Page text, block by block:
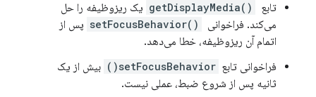
تابع getDisplayMedia() ‎ یک ریزوظیفه را حل
می‌کند. فراخوانی
setFocusBehavior() ‎ پس از
اتمام آن ریزوظیفه، خطا می‌دهد.
فراخوانی تابع setFocusBehavior()
بیش از یک
ثانیه پس از شروع ضبط، عملی نیست.